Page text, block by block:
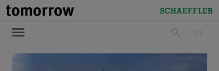
tomorrow
Schaeffler
suchenDE